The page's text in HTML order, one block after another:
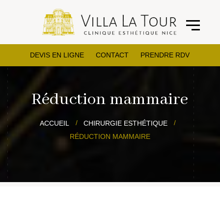
DEVIS EN LIGNE CONTACT PRENDRE RDV
Réduction mammaire
ACCUEIL
CHIRURGIE ESTHÉTIQUE
RÉDUCTION MAMMAIRE